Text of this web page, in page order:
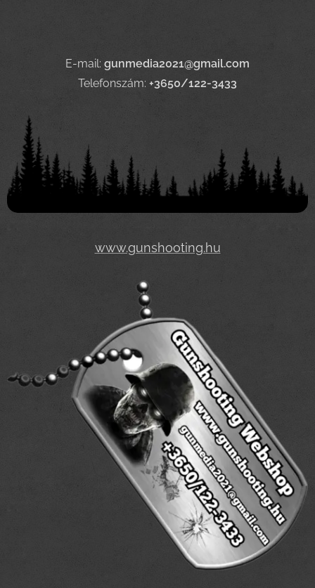
E-mail: gunmedia2021@gmail.com
Telefonszám: +3650/122-3433
www.gunshooting.hu